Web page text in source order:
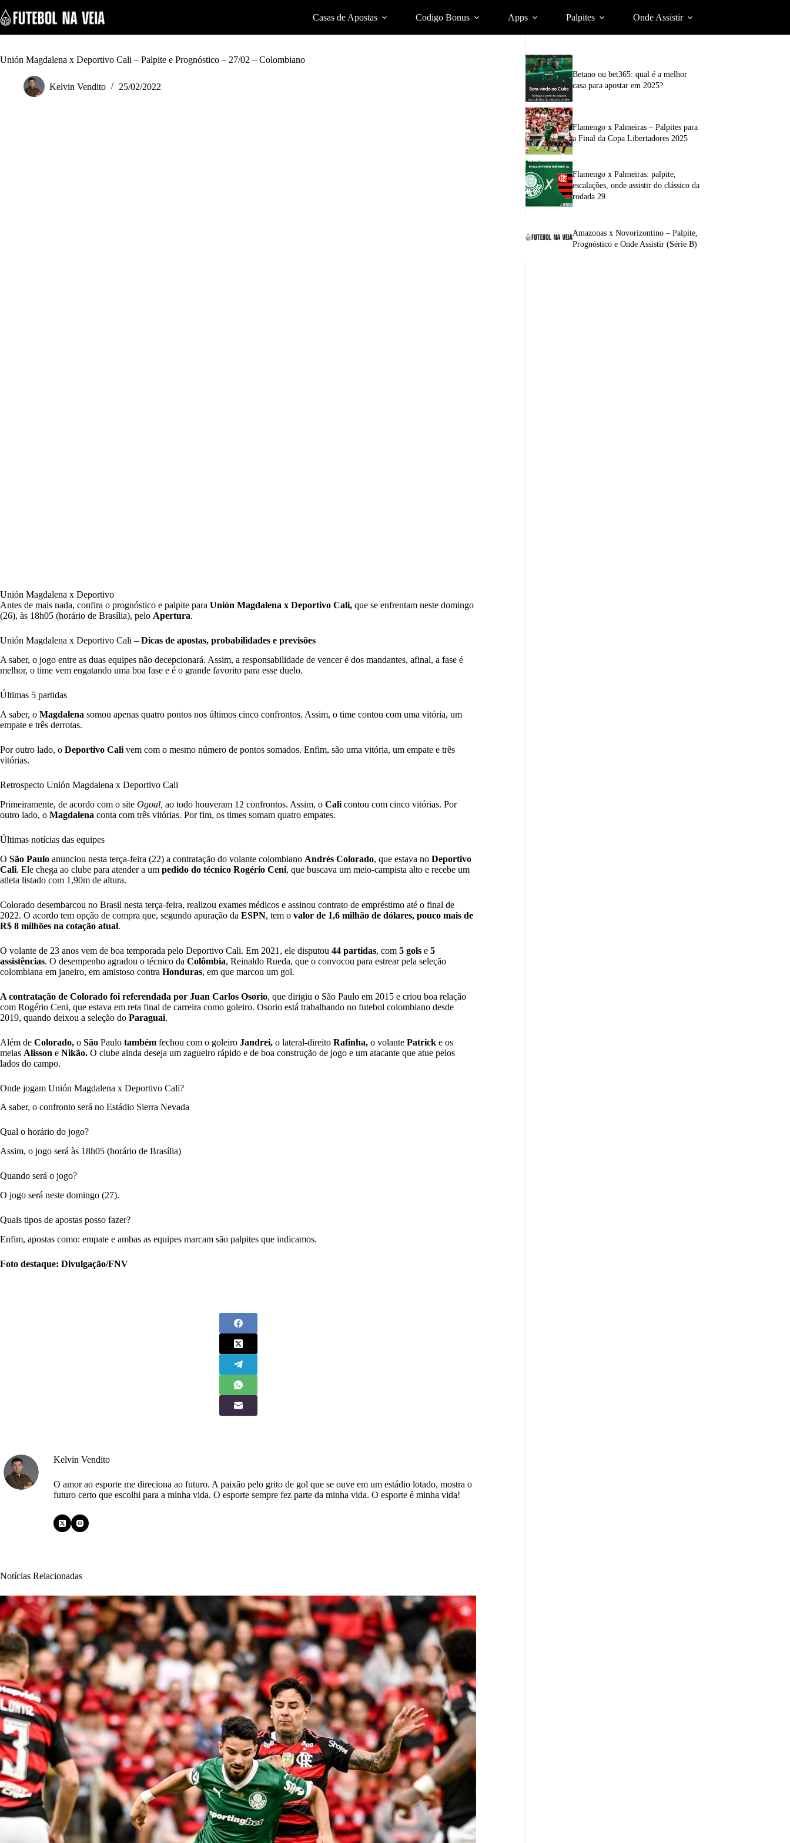
k
i
p
o
Casas de Apostas Codigo Bonus Apps Palpites Onde Assistir
Unión Magdalena x Deportivo Cali – Palpite e Prognóstico – 27/02 – Colombiano
Kelvin Vendito 25/02/2022
Unión Magdalena x Deportivo
Antes de mais nada, confira o prognóstico e palpite para Unión Magdalena x Deportivo Cali, que se enfrentam neste domingo
(26), às 18h05 (horário de Brasília), pelo Apertura.
Unión Magdalena x Deportivo Cali – Dicas de apostas, probabilidades e previsões
A saber, o jogo entre as duas equipes não decepcionará. Assim, a responsabilidade de vencer é dos mandantes, afinal, a fase é
melhor, o time vem engatando uma boa fase e é o grande favorito para esse duelo.
Últimas 5 partidas
A saber, o Magdalena somou apenas quatro pontos nos últimos cinco confrontos. Assim, o time contou com uma vitória, um
empate e três derrotas.
Por outro lado, o Deportivo Cali vem com o mesmo número de pontos somados. Enfim, são uma vitória, um empate e três
vitórias.
Retrospecto Unión Magdalena x Deportivo Cali
Primeiramente, de acordo com o site Ogoal, ao todo houveram 12 confrontos. Assim, o Cali contou com cinco vitórias. Por
outro lado, o Magdalena conta com três vitórias. Por fim, os times somam quatro empates.
Últimas notícias das equipes
O São Paulo anunciou nesta terça-feira (22) a contratação do volante colombiano Andrés Colorado, que estava no Deportivo
Cali. Ele chega ao clube para atender a um pedido do técnico Rogério Ceni, que buscava um meio-campista alto e recebe um
atleta listado com 1,90m de altura.
Colorado desembarcou no Brasil nesta terça-feira, realizou exames médicos e assinou contrato de empréstimo até o final de
2022. O acordo tem opção de compra que, segundo apuração da ESPN, tem o valor de 1,6 milhão de dólares, pouco mais de
R$ 8 milhões na cotação atual.
O volante de 23 anos vem de boa temporada pelo Deportivo Cali. Em 2021, ele disputou 44 partidas, com 5 gols e 5
assistências. O desempenho agradou o técnico da Colômbia, Reinaldo Rueda, que o convocou para estrear pela seleção
colombiana em janeiro, em amistoso contra Honduras, em que marcou um gol.
A contratação de Colorado foi referendada por Juan Carlos Osorio, que dirigiu o São Paulo em 2015 e criou boa relação
com Rogério Ceni, que estava em reta final de carreira como goleiro. Osorio está trabalhando no futebol colombiano desde
2019, quando deixou a seleção do Paraguai.
Além de Colorado, o São Paulo também fechou com o goleiro Jandrei, o lateral-direito Rafinha, o volante Patrick e os
meias Alisson e Nikão. O clube ainda deseja um zagueiro rápido e de boa construção de jogo e um atacante que atue pelos
lados do campo.
Onde jogam Unión Magdalena x Deportivo Cali?
A saber, o confronto será no Estádio Sierra Nevada
Qual o horário do jogo?
Assim, o jogo será às 18h05 (horário de Brasília)
Quando será o jogo?
O jogo será neste domingo (27).
Quais tipos de apostas posso fazer?
Enfim, apostas como: empate e ambas as equipes marcam são palpites que indicamos.
Foto destaque: Divulgação/FNV
Kelvin Vendito
O amor ao esporte me direciona ao futuro. A paixão pelo grito de gol que se ouve em um estádio lotado, mostra o
futuro certo que escolhi para a minha vida. O esporte sempre fez parte da minha vida. O esporte é minha vida!
Notícias Relacionadas
Betano ou bet365: qual é a melhor
casa para apostar em 2025?
Flamengo x Palmeiras – Palpites para
a Final da Copa Libertadores 2025
Flamengo x Palmeiras: palpite,
escalações, onde assistir do clássico da
rodada 29
Amazonas x Novorizontino – Palpite,
Prognóstico e Onde Assistir (Série B)